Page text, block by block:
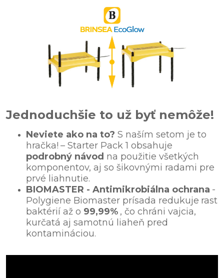
Jednoduchšie to už byť nemôže!
Neviete ako na to? S naším setom je to
hračka! – Starter Pack 1 obsahuje
podrobný návod na použitie všetkých
komponentov, aj so šikovnými radami pre
prvé liahnutie.
BIOMASTER - Antimikrobiálna ochrana -
Polygiene Biomaster prísada redukuje rast
baktérií až o 99,99% , čo chráni vajcia,
kurčatá aj samotnú liaheň pred
kontamináciou.